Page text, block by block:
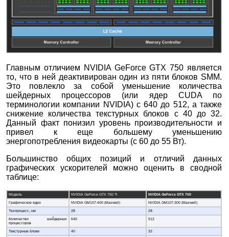
Главным отличием NVIDIA GeForce GTX 750 является
то, что в ней деактивирован один из пяти блоков SMM.
Это повлекло за собой уменьшение количества
шейдерных процессоров (или ядер CUDA по
терминологии компании NVIDIA) с 640 до 512, а также
снижение количества текстурных блоков с 40 до 32.
Данный факт понизил уровень производительности и
привел к еще большему уменьшению
энергопотребления видеокарты (с 60 до 55 Вт).
Большинство общих позиций и отличий данных
графических ускорителей можно оценить в сводной
таблице:
Модель NVIDIA GeForce GTX 750 Ti
NVIDIA GeForce GTX 750
Графическое ядро
NVIDIA GM107-400 (Maxwell)
NVIDIA GM107-300 (Maxwell)
Техпроцесс, нм
28
28
Количество шейдерных
процессоров
640 512
Текстурные блоки 40
32